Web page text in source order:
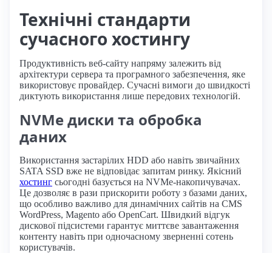
Технічні стандарти
сучасного хостингу
Продуктивність веб-сайту напряму залежить від
архітектури сервера та програмного забезпечення, яке
використовує провайдер. Сучасні вимоги до швидкості
диктують використання лише передових технологій.
NVMe диски та обробка
даних
Використання застарілих HDD або навіть звичайних
SATA SSD вже не відповідає запитам ринку. Якісний
хостинг сьогодні базується на NVMe-накопичувачах.
Це дозволяє в рази прискорити роботу з базами даних,
що особливо важливо для динамічних сайтів на CMS
WordPress, Magento або OpenCart. Швидкий відгук
дискової підсистеми гарантує миттєве завантаження
контенту навіть при одночасному зверненні сотень
користувачів.